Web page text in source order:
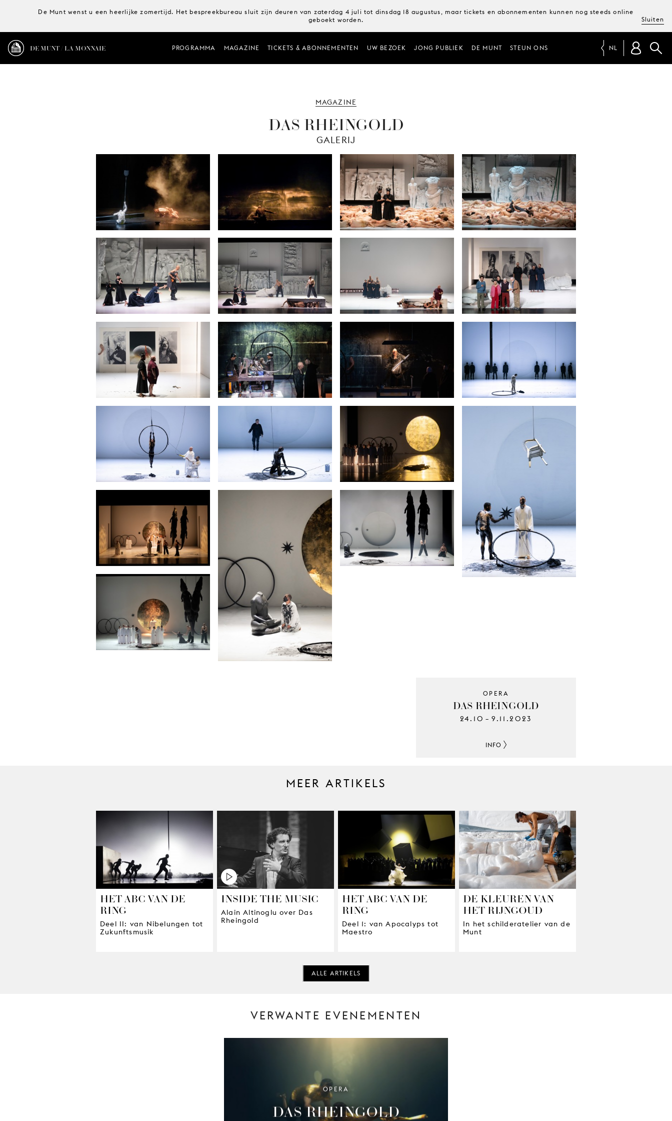
De Munt wenst u een heerlijke zomertijd. Het bespreekbureau sluit zijn deuren van zaterdag 4 juli tot dinsdag 18 augustus, maar tickets en abonnementen kunnen nog steeds online
geboekt worden.
Sluiten
DE MUNT / LA MONNAIE PROGRAMMA MAGAZINE TICKETS & ABONNEMENTEN UW BEZOEK JONG PUBLIEK DE MUNT STEUN ONS NL
MAGAZINE
DAS RHEINGOLD
GALERIJ
OPERA
DAS RHEINGOLD
24.10 – 9.11.2023
INFO
MEER ARTIKELS
HET ABC VAN DE
RING
Deel II: van Nibelungen tot
Zukunftsmusik
INSIDE THE MUSIC
Alain Altinoglu over Das
Rheingold
HET ABC VAN DE
RING
Deel 1: van Apocalyps tot
Maestro
DE KLEUREN VAN
HET RIJNGOUD
In het schilderatelier van de
Munt
ALLE ARTIKELS
VERWANTE EVENEMENTEN
OPERA
DAS RHEINGOLD